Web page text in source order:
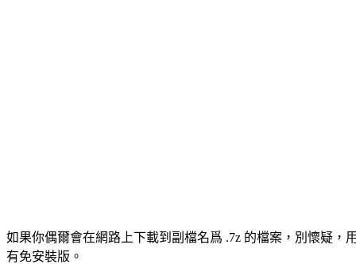
如果你偶爾會在網路上下載到副檔名爲 .7z 的檔案，別懷疑，
有免安裝版。